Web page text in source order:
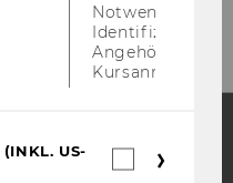
Blog
Notwendig zur
Identifizierung
Angehörige/r für
Kursanmeldung.
(INKL. US-